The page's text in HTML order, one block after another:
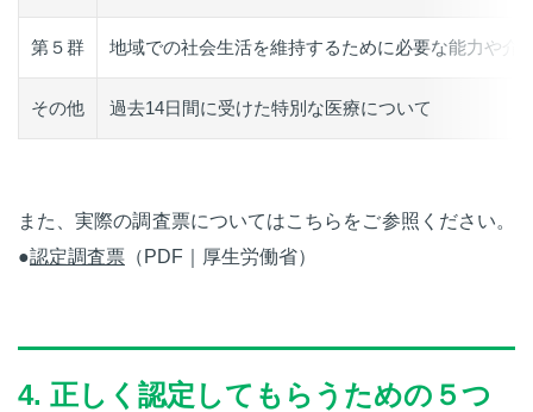
第５群 地域での社会生活を維持するために必要な能力や介
その他 過去14日間に受けた特別な医療について
また、実際の調査票についてはこちらをご参照ください。
●認定調査票 （PDF｜厚生労働省）
4. 正しく認定してもらうための５つ